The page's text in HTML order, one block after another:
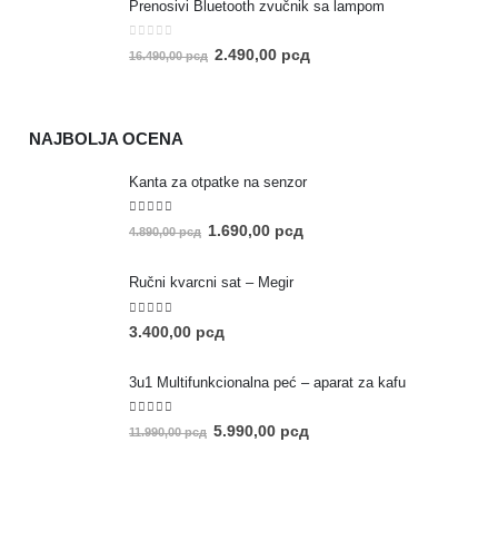
Prenosivi Bluetooth zvučnik sa lampom
0out of 5
16.490,00рсд 2.490,00 рсд
NAJBOLJA OCENA
Kanta za otpatke na senzor
5.00out of 5
4.890,00рсд 1.690,00 рсд
Ručni kvarcni sat – Megir
5.00out of 5
3.400,00 рсд
3u1 Multifunkcionalna peć – aparat za kafu
5.00out of 5
11.990,00рсд 5.990,00 рсд